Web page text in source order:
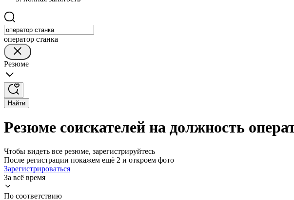
оператор станка
Резюме
Найти
Резюме соискателей на должность
Чтобы видеть все резюме, зарегистрируйтесь
После регистрации покажем ещё 2 и откроем фото
Зарегистрироваться
За всё время
По соответствию